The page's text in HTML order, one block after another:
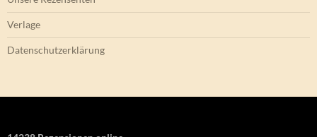
Verlage
Datenschutzerklärung